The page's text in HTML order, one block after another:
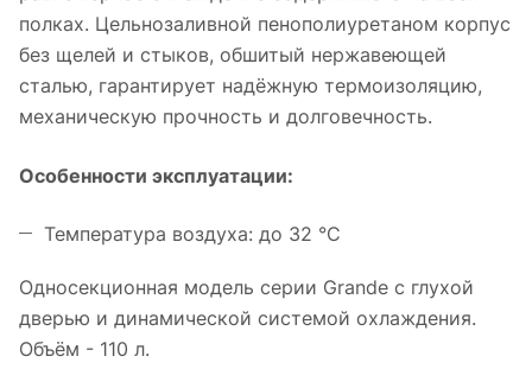
полках. Цельнозаливной пенополиуретаном корпус
без щелей и стыков, обшитый нержавеющей
сталью, гарантирует надёжную термоизоляцию,
механическую прочность и долговечность.
Особенности эксплуатации:
Температура воздуха: до 32 °С
Односекционная модель серии Grande с глухой
дверью и динамической системой охлаждения.
Объём - 110 л.